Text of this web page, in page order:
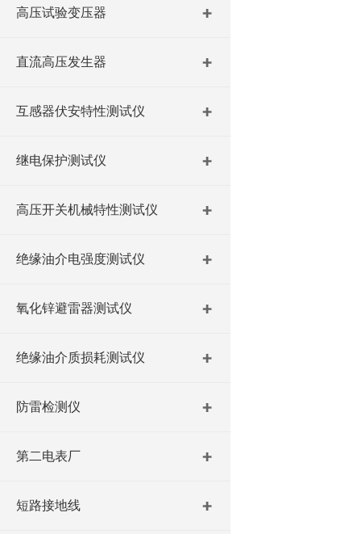
高压试验变压器
直流高压发生器
互感器伏安特性测试仪
继电保护测试仪
高压开关机械特性测试仪
绝缘油介电强度测试仪
氧化锌避雷器测试仪
绝缘油介质损耗测试仪
防雷检测仪
第二电表厂
短路接地线